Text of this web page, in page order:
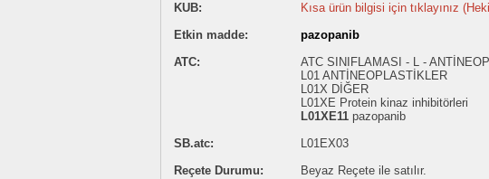
KUB:
Kısa ürün bilgisi için tıklayınız
Etkin madde:
pazopanib
ATC:
ATC SINIFLAMASI - L -
L01 ANTİNEOPLASTİKLER
L01X DİĞER
L01XE Protein kinaz inhibitörleri
L01XE11 pazopanib
SB.atc:
L01EX03
Reçete Durumu:
Beyaz Reçete ile satılır.